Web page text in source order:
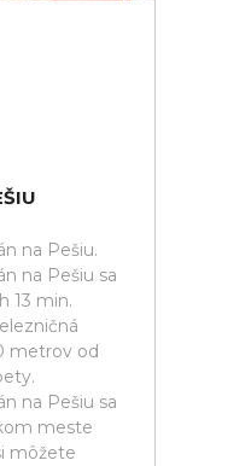
na Pešiu.
na Pešiu sa
13 min.
metrov od
na Pešiu sa
meste
môžete